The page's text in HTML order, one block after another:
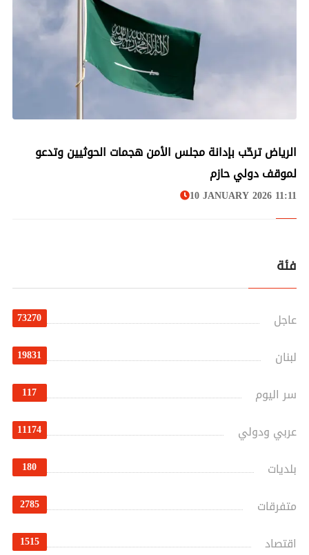
فئة
عاجل 73270
لبنان 19831
سر اليوم 117
عربي ودولي 11174
بلديات 180
متفرقات 2785
اقتصاد 1515
الرياض ترحّب بإدانة مجلس الأمن هجمات الحوثيين وتدعو
لموقف دولي حازم
10 JANUARY 2026 11:11